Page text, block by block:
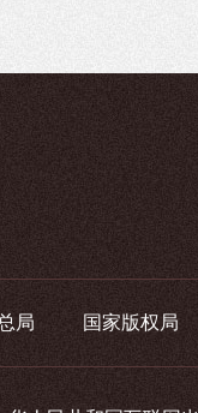
局 国家版权局